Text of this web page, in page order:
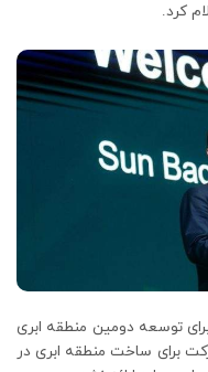
توسعه دومین منطقه ابری
برای ساخت منطقه ابری در